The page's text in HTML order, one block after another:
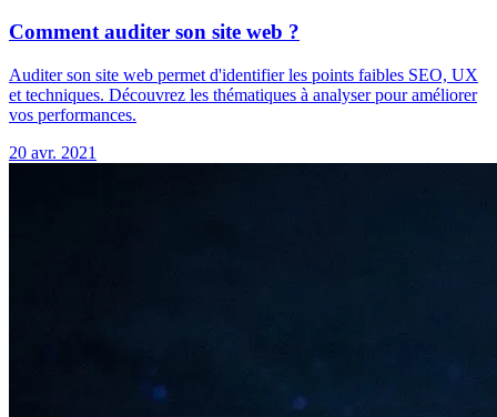
Comment auditer son site web ?
Auditer son site web permet d'identifier les points faibles SEO, UX
et techniques. Découvrez les thématiques à analyser pour améliorer
vos performances.
20 avr. 2021